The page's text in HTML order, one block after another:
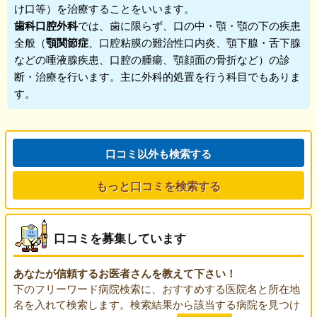
け口等）を治療することをいいます。
歯科口腔外科では、歯に限らず、口の中・顎・顎の下の疾患
全般（顎関節症 、口腔粘膜の難治性口内炎、顎下腺・舌下腺
などの唾液腺疾患、口腔の腫瘍、顎顔面の骨折など）の診
断・治療を行います。主に外科的処置を行う科目でもありま
す。
口コミ以外も検索する
もっと口コミを検索する
口コミを募集しています
あなたが信頼するお医者さんを教えて下さい！
下のフリーワード病院検索に、おすすめする医院名と所在地
名を入れて検索します。検索結果から該当する病院を見つけ